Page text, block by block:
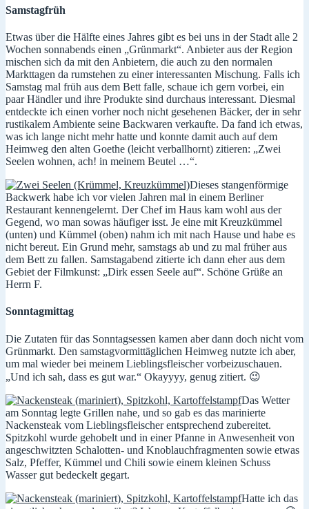
Samstagfrüh
Etwas über die Hälfte eines Jahres gibt es bei uns in der Stadt alle 2
Wochen sonnabends einen „Grünmarkt“. Anbieter aus der Region
mischen sich da mit den Anbietern, die auch zu den normalen
Markttagen da rumstehen zu einer interessanten Mischung. Falls ich
Samstag mal früh aus dem Bett falle, schaue ich gern vorbei, ein
paar Händler und ihre Produkte sind durchaus interessant. Diesmal
entdeckte ich einen vorher noch nicht gesehenen Bäcker, der in sehr
rustikalem Ambiente seine Backwaren verkaufte. Da fand ich etwas,
was ich lange nicht mehr hatte und konnte damit auch auf dem
Heimweg den alten Goethe (leicht verballhornt) zitieren: „Zwei
Seelen wohnen, ach! in meinem Beutel …“.
Dieses stangenförmige
Backwerk habe ich vor vielen Jahren mal in einem Berliner
Restaurant kennengelernt. Der Chef im Haus kam wohl aus der
Gegend, wo man sowas häufiger isst. Je eine mit Kreuzkümmel
(unten) und Kümmel (oben) nahm ich mit nach Hause und habe es
nicht bereut. Ein Grund mehr, samstags ab und zu mal früher aus
dem Bett zu fallen. Samstagabend zitierte ich dann eher aus dem
Gebiet der Filmkunst: „Dirk essen Seele auf“. Schöne Grüße an
Herrn F.
Sonntagmittag
Die Zutaten für das Sonntagsessen kamen aber dann doch nicht vom
Grünmarkt. Den samstagvormittäglichen Heimweg nutzte ich aber,
um mal wieder bei meinem Lieblingsfleischer vorbeizuschauen.
„Und ich sah, dass es gut war.“ Okayyyy, genug zitiert. 😉
Das Wetter
am Sonntag legte Grillen nahe, und so gab es das marinierte
Nackensteak vom Lieblingsfleischer entsprechend zubereitet.
Spitzkohl wurde gehobelt und in einer Pfanne in Anwesenheit von
angeschwitzten Schalotten- und Knoblauchfragmenten sowie etwas
Salz, Pfeffer, Kümmel und Chili sowie einem kleinen Schuss
Wasser gut bedeckelt gegart.
Hatte ich das